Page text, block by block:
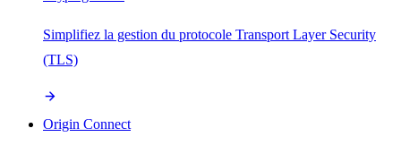
Simplifiez la gestion du protocole Transport Layer Security
(TLS)
Origin Connect